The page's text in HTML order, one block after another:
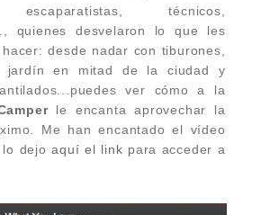
escaparatistas, técnicos,
quienes desvelaron lo que les
hacer:desde nadar con tiburones,
jardín en mitad de laciudad y
ver cómo a la
le encanta aprovechar la
Me han encantado el vídeo
lo dejoaquí el link para acceder a